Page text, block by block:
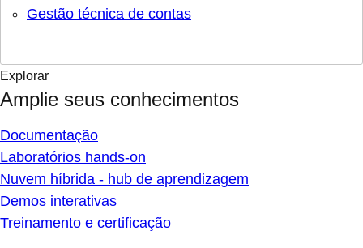
Gestão técnica de contas
Explorar
Amplie seus conhecimentos
Documentação
Laboratórios hands-on
Nuvem híbrida - hub de aprendizagem
Demos interativas
Treinamento e certificação